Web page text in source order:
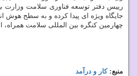
جایگاه ویژه ای پیدا کرده و به سطح هوش
چهارمین کنگره بین المللی سلامت همراه، امروز (بیست و هشتم بهمن ماه ۹۹) به میزبانی دانشگاه
منبع:كار و درآمد